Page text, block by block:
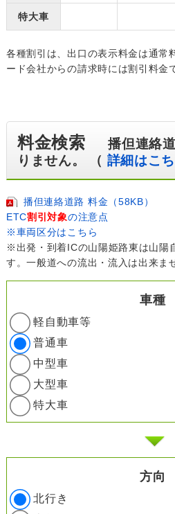
特大車
各種割引は、出口の表示料金は通常
ード会社からの請求時には割引料金
料金検索播但連絡
りません。 （ 詳細はこ
播但連絡道路 料金（58KB）
ETC割引対象の注意点
※車両区分はこちら
※出発・到着ICの山陽姫路東は山陽
す。一般道への流出・流入は出来ま
車種
軽自動車等
普通車
中型車
大型車
特大車
方向
北行き